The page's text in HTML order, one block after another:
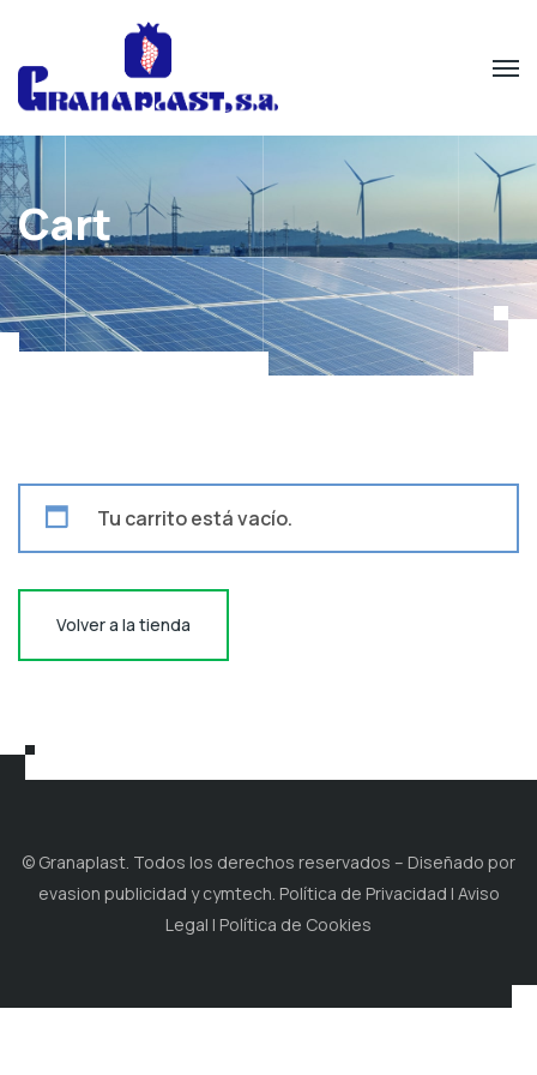
Cart
Tu carrito está vacío.
Volver a la tienda
© Granaplast. Todos los derechos reservados – Diseñado por
evasion publicidad y cymtech. Política de Privacidad | Aviso
Legal | Política de Cookies